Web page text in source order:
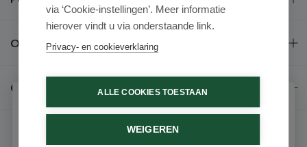
Over ons
Contact
via ‘Cookie-instellingen’. Meer informatie
hierover vindt u via onderstaande link.
Privacy- en cookieverklaring
ALLE COOKIES TOESTAAN
WEIGEREN
Schrijf je in voor onze nieuwsbrief
Ontvang als eerste de beste aanbiedingen en persoonlijk